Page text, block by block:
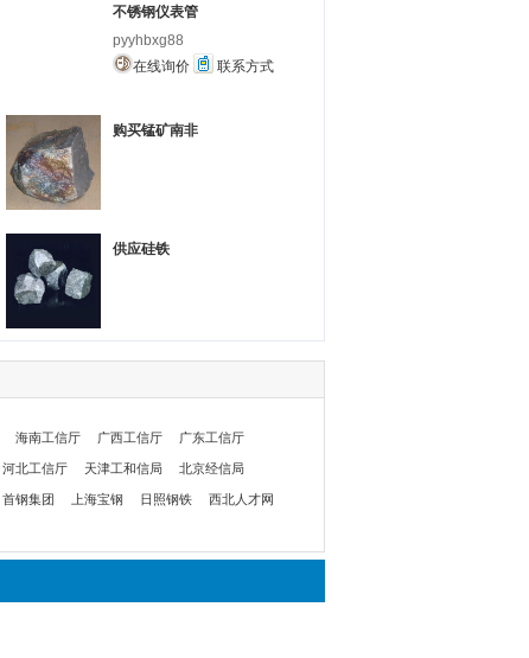
不锈钢仪表管
pyyhbxg88
在线询价
联系方式
购买锰矿南非
供应硅铁
海南工信厅 广西工信厅 广东工信厅
河北工信厅 天津工和信局 北京经信局
首钢集团 上海宝钢 日照钢铁 西北人才网